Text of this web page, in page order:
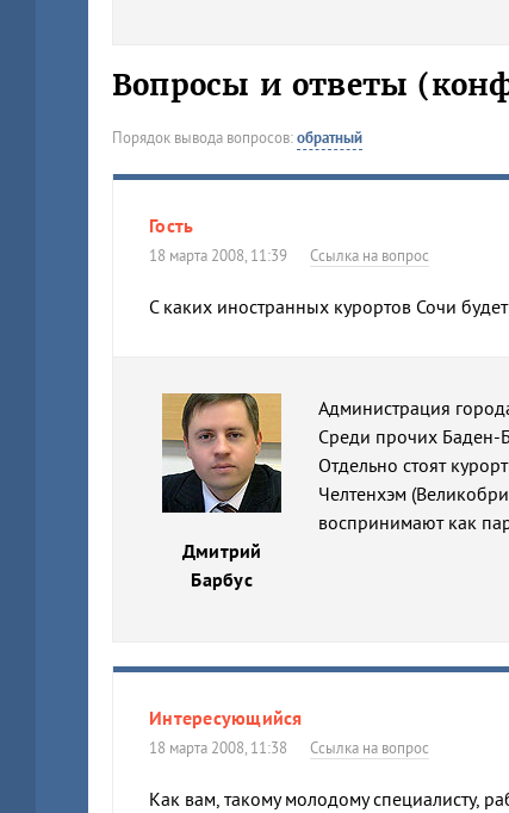
Вопросы и ответы
Порядок вывода вопросов:обратный
Гость
18 марта 2008, 11:39 Ссылка на вопрос
С каких иностранных курортов Сочи
Дмитрий
Барбус
Администрация
Среди прочих
Отдельно стоят
Челтенхэм
воспринимают как
Интересующийся
18 марта 2008, 11:38 Ссылка на вопрос
Как вам, такому молодому специалисту,